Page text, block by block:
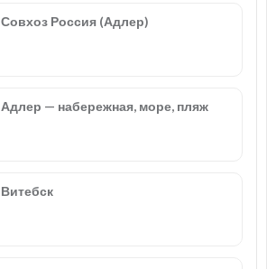
Совхоз Россия (Адлер)
Адлер — набережная, море, пляж
Витебск